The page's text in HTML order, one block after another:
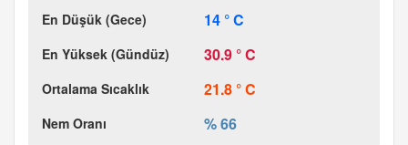
14 ° C
30.9 ° C
21.8 ° C
% 66